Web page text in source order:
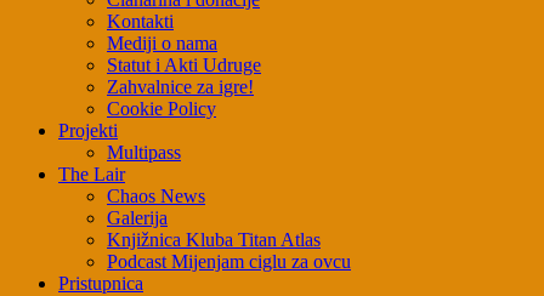
Kontakti
Mediji o nama
Statut i Akti Udruge
Zahvalnice za igre!
Cookie Policy
Projekti
Multipass
The Lair
Chaos News
Galerija
Knjižnica Kluba Titan Atlas
Podcast Mijenjam ciglu za ovcu
Pristupnica